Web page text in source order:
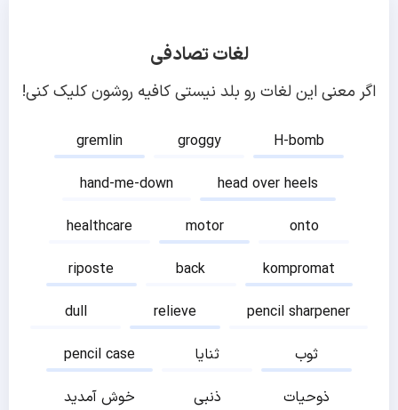
لغات تصادفی
اگر معنی این لغات رو بلد نیستی کافیه روشون کلیک کنی!
gremlin groggy
H-bomb
hand-me-down
head over heels
healthcare
motor
onto
riposte
back
kompromat
dull
relieve
pencil sharpener
pencil case
ثنایا
ثوب
خوش آمدید
ذنبی
ذوحیات